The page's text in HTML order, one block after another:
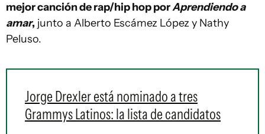
mejor canción de rap/hip hop porAprendiendo a
amar, junto a Alberto Escámez López y Nathy
Peluso.
Jorge Drexler está nominado a tres
Grammys Latinos: la lista de candidatos